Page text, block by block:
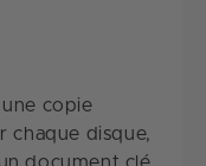
une copie
chaque disque,
document clé.